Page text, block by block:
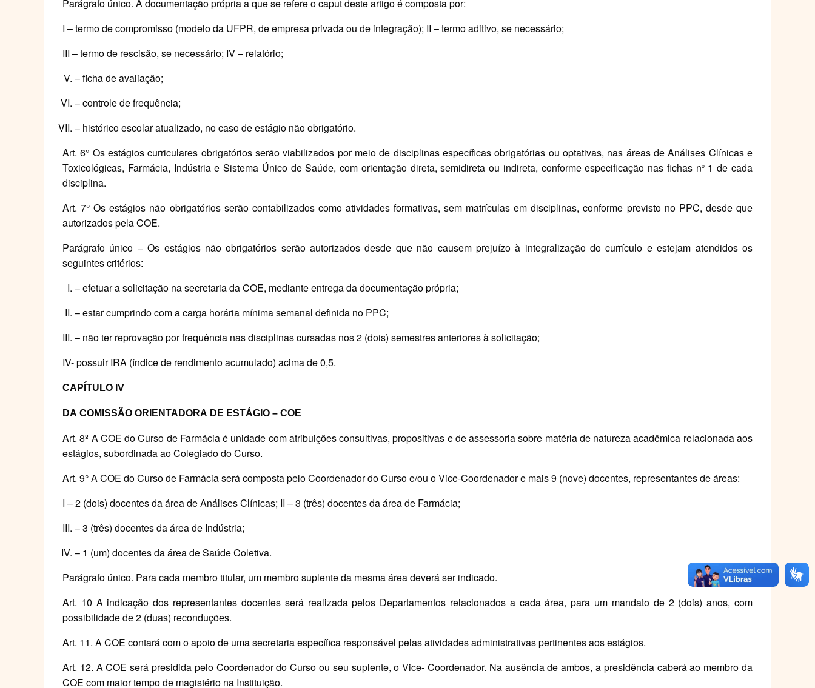
Parágrafo único. A documentação própria a que se refere o caput deste artigo é composta por:
I – termo de compromisso (modelo da UFPR, de empresa privada ou de integração); II – termo aditivo, se necessário;
III – termo de rescisão, se necessário; IV – relatório;
– ficha de avaliação;
– controle de frequência;
– histórico escolar atualizado, no caso de estágio não obrigatório.
Art. 6° Os estágios curriculares obrigatórios serão viabilizados por meio de disciplinas específicas obrigatórias ou optativas, nas áreas de Análises Clínicas e
Toxicológicas, Farmácia, Indústria e Sistema Único de Saúde, com orientação direta, semidireta ou indireta, conforme especificação nas fichas no1 de cada
disciplina.
Art. 7° Os estágios não obrigatórios serão contabilizados como atividades formativas, sem matrículas em disciplinas, conforme previsto no PPC, desde que
autorizados pela COE.
Parágrafo único – Os estágios não obrigatórios serão autorizados desde que não causem prejuízo à integralização do currículo e estejam atendidos os
seguintes critérios:
– efetuar a solicitação na secretaria da COE, mediante entrega da documentação própria;
– estar cumprindo com a carga horária mínima semanal definida no PPC;
– não ter reprovação por frequência nas disciplinas cursadas nos 2 (dois) semestres anteriores à solicitação;
IV- possuir IRA (índice de rendimento acumulado) acima de 0,5.
CAPÍTULO IV
DA COMISSÃO ORIENTADORA DE ESTÁGIO – COE
Art. 8º A COE do Curso de Farmácia é unidade com atribuições consultivas, propositivas e de assessoria sobre matéria de natureza acadêmica relacionada aos
estágios, subordinada ao Colegiado do Curso.
Art. 9° A COE do Curso de Farmácia será composta pelo Coordenador do Curso e/ou o Vice-Coordenador e mais 9 (nove) docentes, representantes de áreas:
I – 2 (dois) docentes da área de Análises Clínicas; II – 3 (três) docentes da área de Farmácia;
– 3 (três) docentes da área de Indústria;
– 1 (um) docentes da área de Saúde Coletiva.
Parágrafo único. Para cada membro titular, um membro suplente da mesma área deverá ser indicado.
Art. 10 A indicação dos representantes docentes será realizada pelos Departamentos relacionados a cada área, para um mandato de 2 (dois) anos, com
possibilidade de 2 (duas) reconduções.
Art. 11. A COE contará com o apoio de uma secretaria específica responsável pelas atividades administrativas pertinentes aos estágios.
Art. 12. A COE será presidida pelo Coordenador do Curso ou seu suplente, o Vice- Coordenador. Na ausência de ambos, a presidência caberá ao membro da
COE com maior tempo de magistério na Instituição.